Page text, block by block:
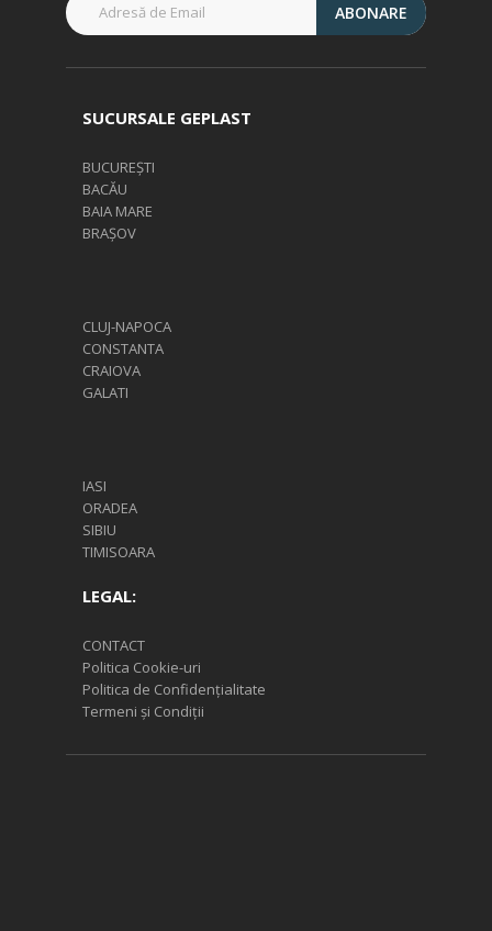
ABONARE
SUCURSALE GEPLAST
BUCUREȘTI
BACĂU
BAIA MARE
BRAȘOV
CLUJ-NAPOCA
CONSTANTA
CRAIOVA
GALATI
IASI
ORADEA
SIBIU
TIMISOARA
LEGAL:
CONTACT
Politica Cookie-uri
Politica de Confidențialitate
Termeni și Condiții